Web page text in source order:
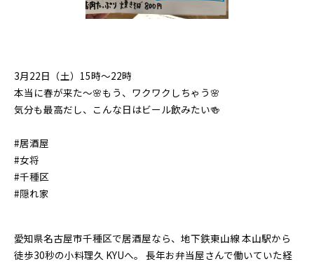
3月22日（土）15時〜22時
本当に春が来た〜🌸もう、ワクワクしちゃう🌸
気分も最高だし、こんな日はビール飲みたい🍻
#居酒屋
#女将
#千種区
#隠れ家
愛知県名古屋市千種区で居酒屋なら、地下鉄東山線 本山駅から
徒歩30秒の小料理久 KYUへ。 長年お弁当屋さんで働いていた経